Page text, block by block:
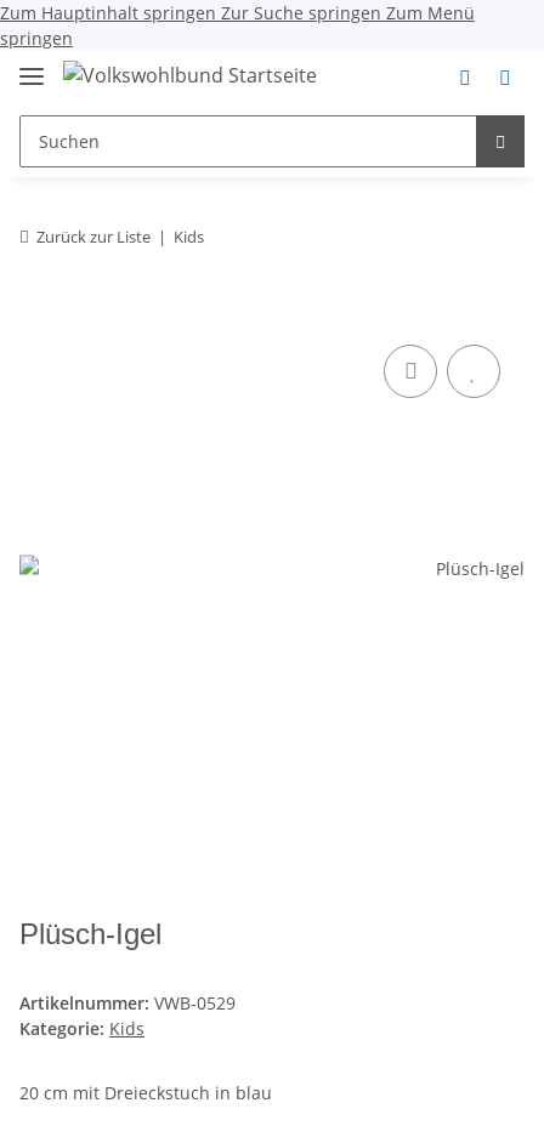
Zum Hauptinhalt springen Zur Suche springen Zum Menü
springen
Zurück zur Liste Kids
Plüsch-Igel
Artikelnummer: VWB-0529
Kategorie: Kids
20 cm mit Dreieckstuch in blau